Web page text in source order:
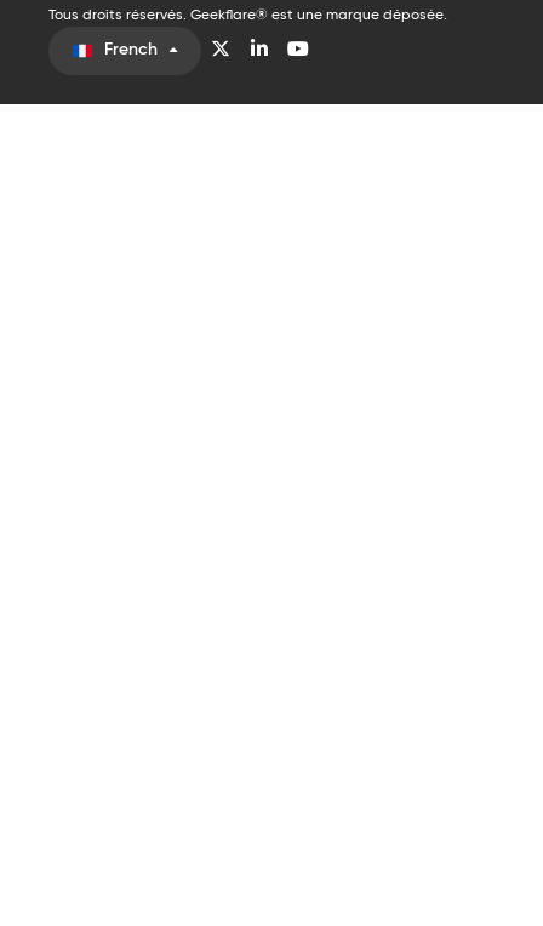
Tous droits réservés. Geekflare® est une marque déposée.
French